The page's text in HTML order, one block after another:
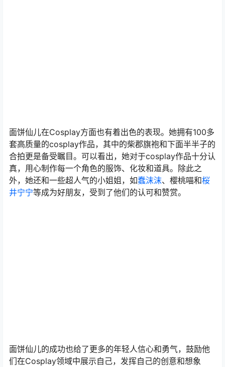
面饼仙儿在Cosplay方面也有着出色的表现。她拥有100多
套高质量的cosplay作品，其中的柴郡旗袍和下面半半子的
合拍更是备受瞩目。可以看出，她对于cosplay作品十分认
真，用心制作每一个角色的服饰、化妆和道具。除此之
外，她还和一些超人气的小姐姐，如蠢沫沫、樱桃喵和桜
井宁宁等成为好朋友，受到了他们的认可和赞赏。
面饼仙儿的成功也给了更多的年轻人信心和勇气，鼓励他
们在Cosplay领域中展示自己，发挥自己的创意和想象